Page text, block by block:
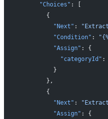
      "Choices"
: [
        {
          "Next"
:
          "Condition"
:
          "Assign"
: {
            "categoryId"
:
          }
        },
        {
          "Next"
:
          "Assign"
: {